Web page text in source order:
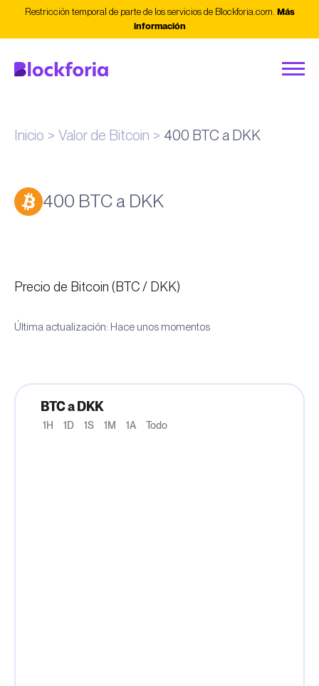
Restricción temporal de parte de los servicios de Blockforia.com. Más
información
Inicio Valor de Bitcoin 400 BTC a DKK
400 BTC a DKK
Precio de Bitcoin (BTC / DKK)
Última actualización: Hace unos momentos
BTC a DKK
1H 1D 1S 1M 1A Todo